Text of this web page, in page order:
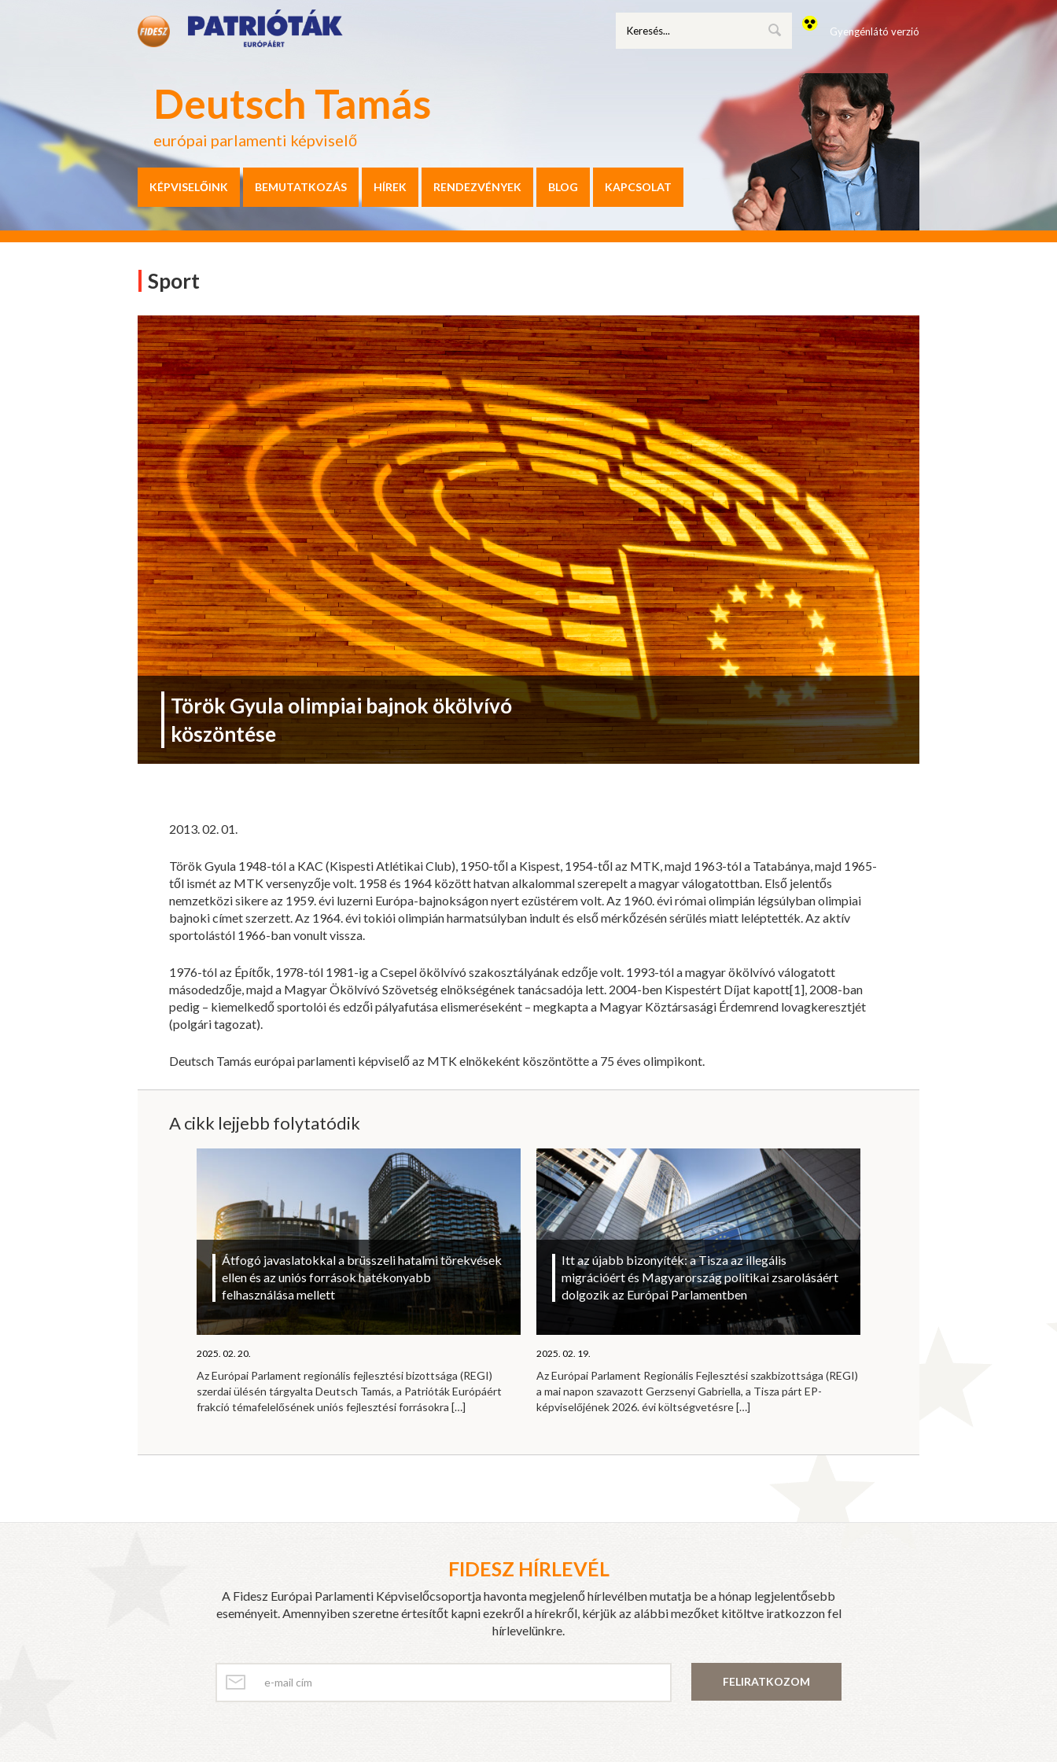
Deutsch Tamás
európai parlamenti képviselő
Gyengénlátó verzió
KÉPVISELŐINK BEMUTATKOZÁS HÍREK RENDEZVÉNYEK BLOG KAPCSOLAT
Sport
Török Gyula olimpiai bajnok ökölvívó
köszöntése
2013. 02. 01.
Török Gyula 1948-tól a KAC (Kispesti Atlétikai Club), 1950-től a Kispest, 1954-től az MTK, majd 1963-tól a Tatabánya, majd 1965-
től ismét az MTK versenyzője volt. 1958 és 1964 között hatvan alkalommal szerepelt a magyar válogatottban. Első jelentős
nemzetközi sikere az 1959. évi luzerni Európa-bajnokságon nyert ezüstérem volt. Az 1960. évi római olimpián légsúlyban olimpiai
bajnoki címet szerzett. Az 1964. évi tokiói olimpián harmatsúlyban indult és első mérkőzésén sérülés miatt leléptették. Az aktív
sportolástól 1966-ban vonult vissza.
1976-tól az Építők, 1978-tól 1981-ig a Csepel ökölvívó szakosztályának edzője volt. 1993-tól a magyar ökölvívó válogatott
másodedzője, majd a Magyar Ökölvívó Szövetség elnökségének tanácsadója lett. 2004-ben Kispestért Díjat kapott[1], 2008-ban
pedig – kiemelkedő sportolói és edzői pályafutása elismeréseként – megkapta a Magyar Köztársasági Érdemrend lovagkeresztjét
(polgári tagozat).
Deutsch Tamás európai parlamenti képviselő az MTK elnökeként köszöntötte a 75 éves olimpikont.
A cikk lejjebb folytatódik
Átfogó javaslatokkal a brüsszeli hatalmi törekvések
ellen és az uniós források hatékonyabb
felhasználása mellett
2025. 02. 20.
Az Európai Parlament regionális fejlesztési bizottsága (REGI)
szerdai ülésén tárgyalta Deutsch Tamás, a Patrióták Európáért
frakció témafelelősének uniós fejlesztési forrásokra […]
Itt az újabb bizonyíték: a Tisza az illegális
migrációért és Magyarország politikai zsarolásáért
dolgozik az Európai Parlamentben
2025. 02. 19.
Az Európai Parlament Regionális Fejlesztési szakbizottsága (REGI)
a mai napon szavazott Gerzsenyi Gabriella, a Tisza párt EP-
képviselőjének 2026. évi költségvetésre[…]
FIDESZ HÍRLEVÉL
A Fidesz Európai Parlamenti Képviselőcsoportja havonta megjelenő hírlevélben mutatja be a hónap legjelentősebb
eseményeit. Amennyiben szeretne értesítőt kapni ezekről a hírekről, kérjük az alábbi mezőket kitöltve iratkozzon fel
hírlevelünkre.
FELIRATKOZOM